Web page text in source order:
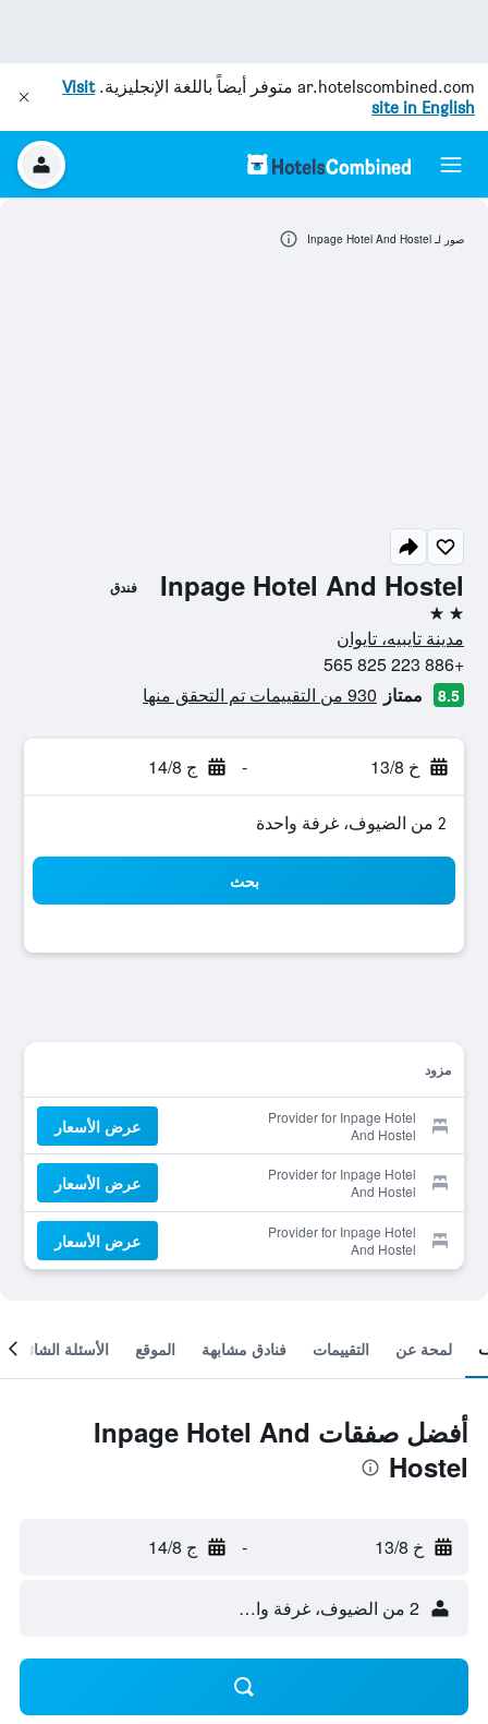
ar.hotelscombined.com متوفر أيضاً باللغة الإنجليزية.Visit
site in English
Inpage Hotel And Hostel فندق
2 نجمتين
مدينة تايبيه، تايوان
+886 223 825 565
8.5 ممتاز 930 من التقييمات تم التحقق منها
خ 13/8 - ج 14/8
2 من الضيوف، غرفة واحدة
بحث
مزود
Provider for Inpage Hotel
And Hostel
عرض الأسعار
Provider for Inpage Hotel
And Hostel
عرض الأسعار
Provider for Inpage Hotel
And Hostel
عرض الأسعار
صور لـ Inpage Hotel And Hostel
لمحة عن التقييمات فنادق مشابهة الموقع الأسئلة الشائعة
أفضل صفقات Inpage Hotel And
Hostel
خ 13/8 - ج 14/8
2 من الضيوف، غرفة واحدة